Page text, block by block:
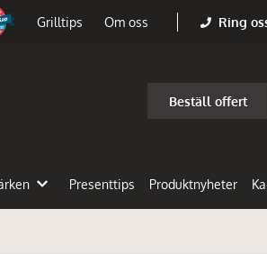
Grilltips Om oss Ring
Beställ offert
Presenttips Produktnyheter